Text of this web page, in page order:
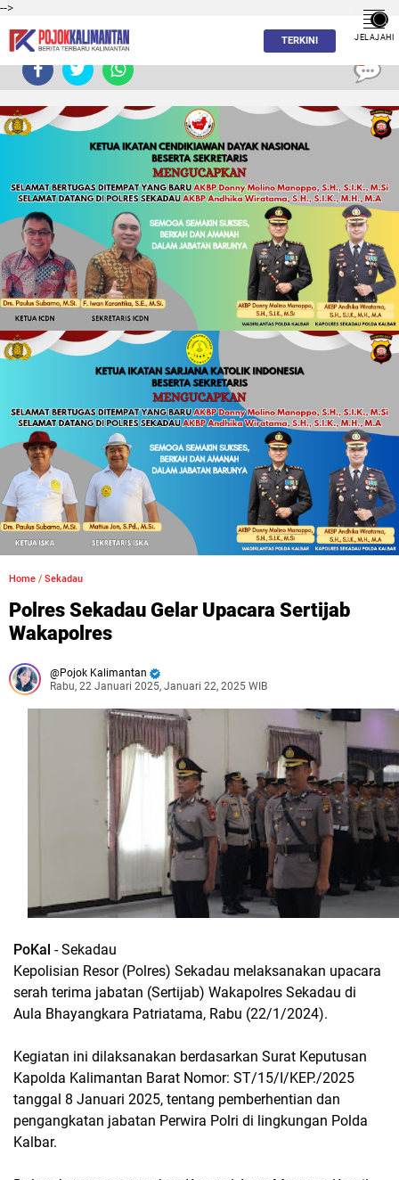
-->
TERKINI JELAJAHI
Home / Sekadau
Polres Sekadau Gelar Upacara Sertijab
Wakapolres
Pojok Kalimantan
Rabu, 22 Januari 2025, Januari 22, 2025 WIB
PoKal - Sekadau
Kepolisian Resor (Polres) Sekadau melaksanakan upacara
serah terima jabatan (Sertijab) Wakapolres Sekadau di
Aula Bhayangkara Patriatama, Rabu (22/1/2024).
Kegiatan ini dilaksanakan berdasarkan Surat Keputusan
Kapolda Kalimantan Barat Nomor: ST/15/I/KEP./2025
tanggal 8 Januari 2025, tentang pemberhentian dan
pengangkatan jabatan Perwira Polri di lingkungan Polda
Kalbar.